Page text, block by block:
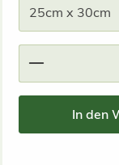
Produkt
In den